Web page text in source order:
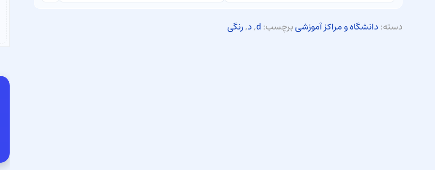
دسته:دانشگاه و مراکز آموزشیبرچسب:d
,د,رنگی